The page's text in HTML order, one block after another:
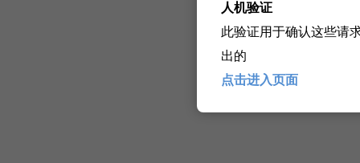
人机验证
此验证用于确认这些请
出的
点击进入页面